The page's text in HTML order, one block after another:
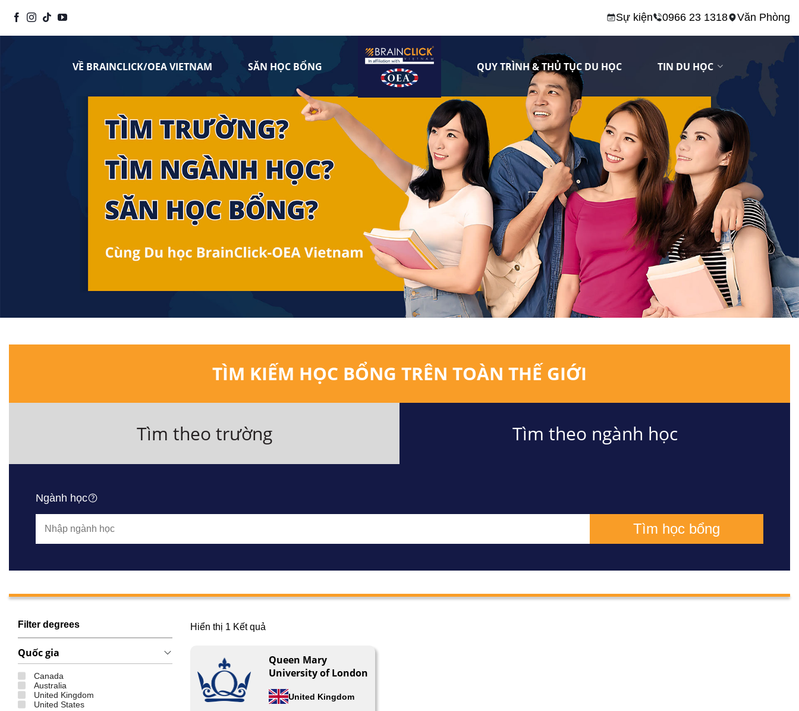
đến
nội
Sự kiện 0966 23 1318 Văn Phòng
VỀ BRAINCLICK/OEA VIETNAM SĂN HỌC BỔNG QUY TRÌNH & THỦ TỤC DU HỌC TIN DU HỌC
TÌM KIẾM HỌC BỔNG TRÊN TOÀN THẾ GIỚI
Tìm theo trường Tìm theo ngành học
Ngành học
Tìm học bổng
Filter degrees
Quốc gia
Canada
Australia
United Kingdom
United States
Hiển thị 1 Kết quả
Queen Mary
University of London
United Kingdom